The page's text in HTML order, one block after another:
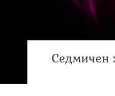
Седмичен